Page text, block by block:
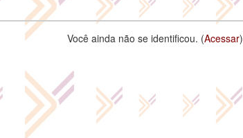
Você ainda não se identificou. (Acessar)